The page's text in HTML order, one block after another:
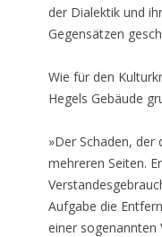
der Dialektik und
Gegensätzen
Wie für den
Hegels Gebäude
»Der Schaden,
mehreren Seiten.
Aufgabe die
einer